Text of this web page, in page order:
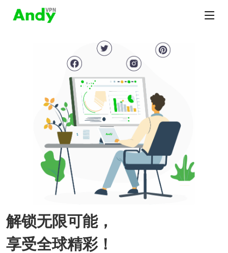
解锁无限可能，
享受全球精彩！